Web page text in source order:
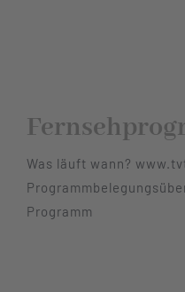
Was läuft wann?
Programm